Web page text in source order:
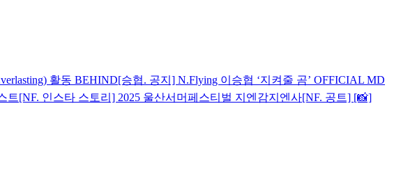
활동 BEHIND[승협. 공지] N.Flying 이승협 ‘지켜줄 곰’ OFFICIAL MD
트[NF. 인스타 스토리] 2025 울산서머페스티벌 지엔감지엔사[NF. 공트] [📸]